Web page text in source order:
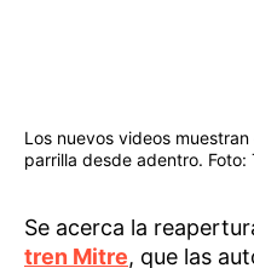
Los nuevos videos
parrilla desde adentro. Foto:
Se acerca la
tren Mitre, que las